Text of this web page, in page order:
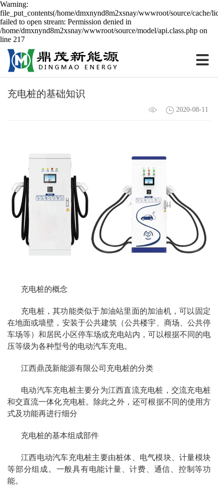
Warning:
file_put_contents(/home/dmxnynd8m2xsnay/wwwroot/source/cache/
failed to open stream: Permission denied in
/home/dmxnynd8m2xsnay/wwwroot/source/model/api.class.php on
line 217
充电桩的基础知识
2020-08-11
充电桩的概念
充电桩，其功能类似于加油站里面的加油机，可以固定
在地面或墙壁，安装于公共建筑（公共楼宇、商场、公共停
车场等）和居民小区停车场或充电站内，可以根据不同的电
压等级为各种型号的电动汽车充电。
江西鼎茂新能源有限公司充电桩的分类
电动汽车充电桩主要分为江西直流充电桩，交流充电桩
和交直流一体化充电桩。除此之外，还可根据不同的使用方
式及功能再进行细分
充电桩的基本组成部件
江西电动汽车充电桩主要由桩体、电气模块、计量模块
等部分组成。一般具有电能计量、计费、通信、控制等功
能。